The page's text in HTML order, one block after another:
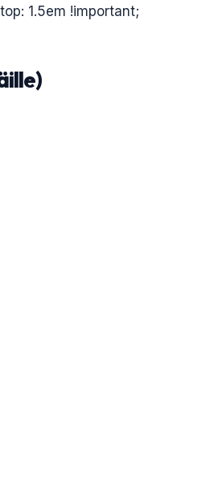
1.5em !important;